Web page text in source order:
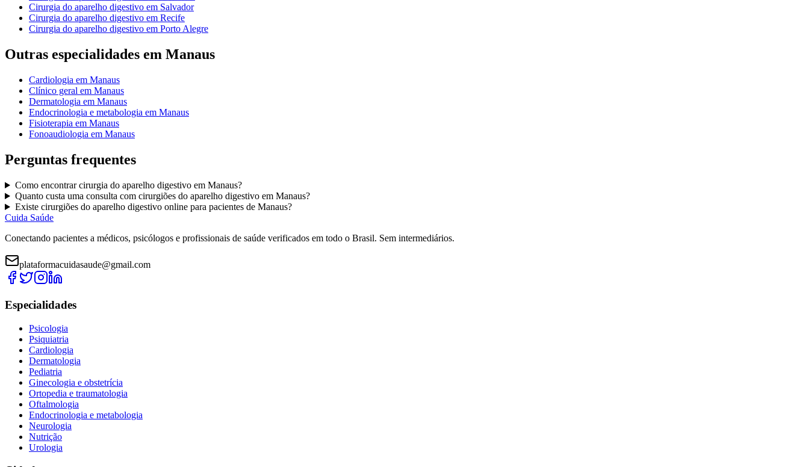
Cirurgia do aparelho digestivo em Salvador
Cirurgia do aparelho digestivo em Recife
Cirurgia do aparelho digestivo em Porto Alegre
Outras especialidades em Manaus
Cardiologia em Manaus
Clínico geral em Manaus
Dermatologia em Manaus
Endocrinologia e metabologia em Manaus
Fisioterapia em Manaus
Fonoaudiologia em Manaus
Perguntas frequentes
Como encontrarcirurgia do aparelho digestivoem Manaus?
Quanto custa uma consulta com cirurgiões do aparelho digestivoem Manaus?
Existe cirurgiões do aparelho digestivoonline para pacientes de Manaus?
Cuida Saúde
Conectando pacientes a médicos, psicólogos e profissionais de saúde verificados em todo o Brasil. Sem intermediários.
plataformacuidasaude@gmail.com
Especialidades
Psicologia
Psiquiatria
Cardiologia
Dermatologia
Pediatria
Ginecologia e obstetrícia
Ortopedia e traumatologia
Oftalmologia
Endocrinologia e metabologia
Neurologia
Nutrição
Urologia